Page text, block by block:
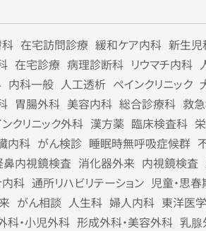
在宅訪問診療 緩和ケア内科 新生児
在宅診療 病理診断科 リウマチ内科
内科一般 人工透析 ペインクリニック
胃腸外科 美容内科 総合診療科 救
クリニック外科 漢方薬 臨床検査科
内科 がん検診 睡眠時無呼吸症候群
鼻内視鏡検査 消化器外来 内視鏡検査
科 通所リハビリテーション 児童・思
がん相談 人生科 婦人内科 東洋医
科・小児外科 形成外科・美容外科 乳腺